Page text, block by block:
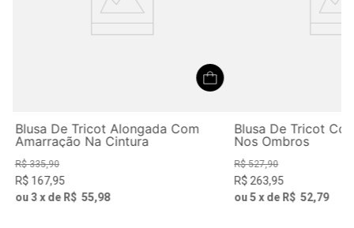
Blusa De Tricot Alongada Com
Amarração Na Cintura
R$ 335,90
R$ 167,95
ou3x de R$ 55,98
Blusa De Tricot
Nos Ombros
R$ 527,90
R$ 263,95
ou 5 x de R$ 52,79